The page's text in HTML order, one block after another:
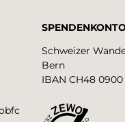
Schweizer
Bern
IBAN CH48